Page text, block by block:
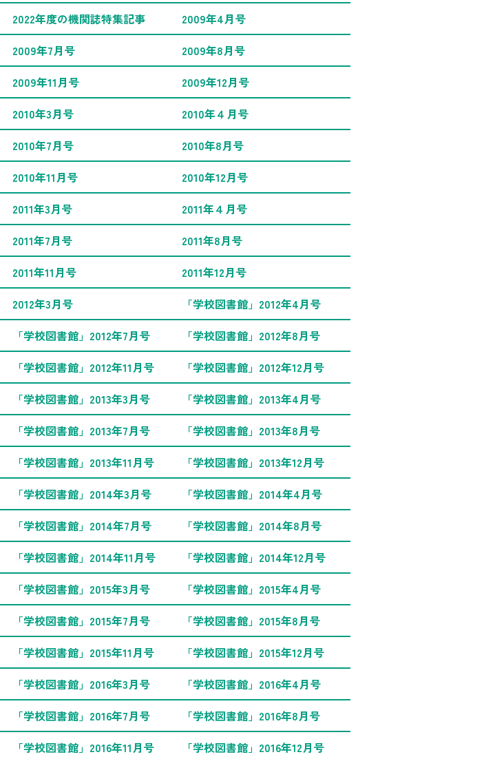
2022年度の機関誌特集記事
2009年4月号
2009年7月号
2009年8月号
2009年11月号
2009年12月号
2010年3月号
2010年４月号
2010年7月号
2010年8月号
2010年11月号
2010年12月号
2011年3月号
2011年４月号
2011年7月号
2011年8月号
2011年11月号
2011年12月号
2012年3月号
「学校図書館」2012年4月号
「学校図書館」2012年7月号
「学校図書館」2012年8月号
「学校図書館」2012年11月号
「学校図書館」2012年12月号
「学校図書館」2013年3月号
「学校図書館」2013年4月号
「学校図書館」2013年7月号
「学校図書館」2013年8月号
「学校図書館」2013年11月号
「学校図書館」2013年12月号
「学校図書館」2014年3月号
「学校図書館」2014年4月号
「学校図書館」2014年7月号
「学校図書館」2014年8月号
「学校図書館」2014年11月号
「学校図書館」2014年12月号
「学校図書館」2015年3月号
「学校図書館」2015年4月号
「学校図書館」2015年7月号
「学校図書館」2015年8月号
「学校図書館」2015年11月号
「学校図書館」2015年12月号
「学校図書館」2016年3月号
「学校図書館」2016年4月号
「学校図書館」2016年7月号
「学校図書館」2016年8月号
「学校図書館」2016年11月号 「学校図書館」2016年12月号